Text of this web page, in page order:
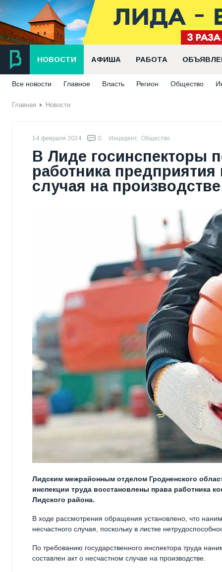
НОВОСТИ АФИША РАБОТА
Все новости Главное Власть Регион Общество
Главная Новости
14 февраля 2024 0 Инцидент, Общество
В Лиде госинспекторы
работника
случая на производстве
Лидским межрайонным отделом Гродненского
инспекции труда восстановлены права работника
Лидского района.
В ходе рассмотрения обращения установлено, что
несчастного случая, поскольку в листке
По требованию государственного инспектора труда
составлен акт о несчастном случае на производстве.